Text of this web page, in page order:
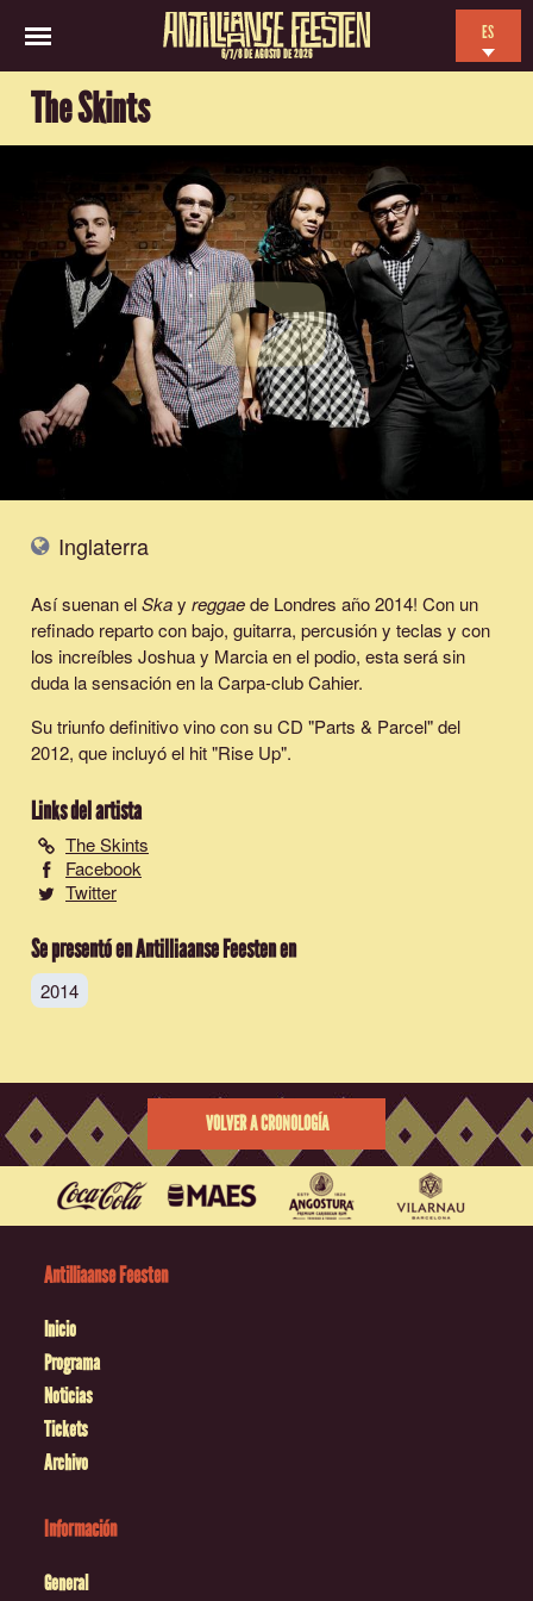
6/7/8 DE AGOSTO DE 2026
ES
The Skints
Inglaterra
Así suenan elSkay reggaede Londres año 2014! Con un
refinado reparto con bajo, guitarra, percusión y teclas y con
los increíbles Joshua y Marcia en el podio, esta será sin
duda la sensación en la Carpa-club Cahier.
Su triunfo definitivo vino con su CD "Parts & Parcel" del
2012, que incluyó el hit "Rise Up".
Links del artista
The Skints
Facebook
Twitter
Se presentó en Antilliaanse Feesten en
2014
VOLVER A CRONOLOGÍA
Antilliaanse Feesten
Inicio
Programa
Noticias
Tickets
Archivo
Información
General